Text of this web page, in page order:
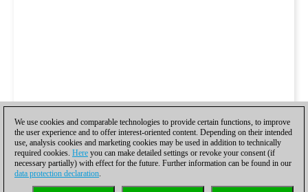
We use cookies and comparable technologies to provide certain functions, to improve
the user experience and to offer interest-oriented content. Depending on their intended
use, analysis cookies and marketing cookies may be used in addition to technically
required cookies. Here you can make detailed settings or revoke your consent (if
necessary partially) with effect for the future. Further information can be found in our
data protection declaration.